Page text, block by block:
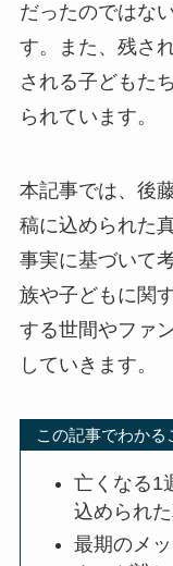
だったのではな
す。また、残さ
される子どもた
られています。
本記事では、後
稿に込められた
事実に基づいて
族や子どもに関
する世間やファ
していきます。
この記事でわかる
亡くなる1
込められ
最期のメ